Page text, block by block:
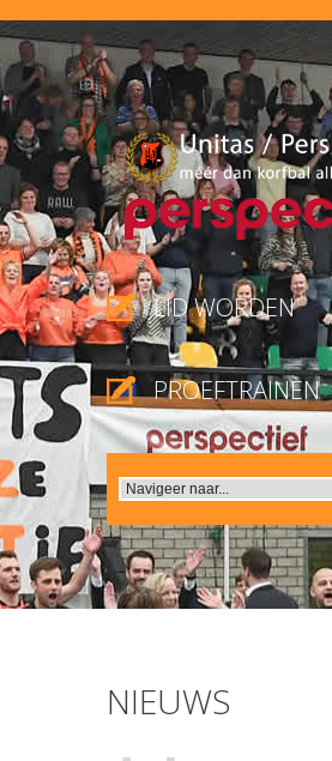
LID WORDEN
PROEFTRAINEN
NIEUWS